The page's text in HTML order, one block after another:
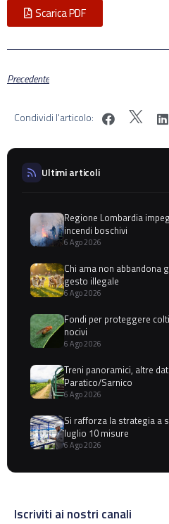
Scarica PDF
Precedente
Condividi l'articolo:
Ultimi articoli
Regione Lombardia
incendi boschivi
6 Ago 2026
Chi ama non abbandona
gesto illegale
6 Ago 2026
Fondi per proteggere
nocivi
6 Ago 2026
Treni panoramici, altre
Paratico/Sarnico
6 Ago 2026
Si rafforza la strategia a
luglio 10 misure
6 Ago 2026
Iscriviti ai nostri canali